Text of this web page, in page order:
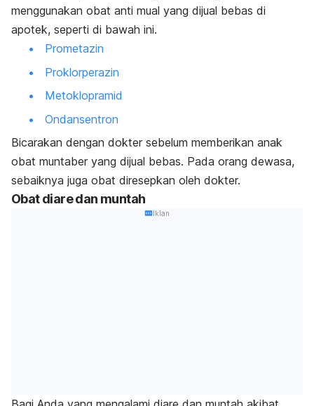
menggunakan obat anti mual yang dijual bebas di
apotek, seperti di bawah ini.
Prometazin
Proklorperazin
Metoklopramid
Ondansentron
Bicarakan dengan dokter sebelum memberikan anak
obat muntaber yang dijual bebas. Pada orang dewasa,
sebaiknya juga obat diresepkan oleh dokter.
Obat diare dan muntah
Iklan